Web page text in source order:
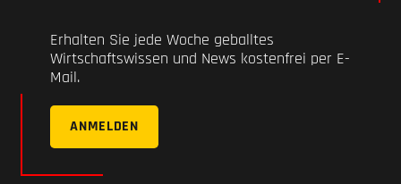
Erhalten Sie jede Woche geballtes
Wirtschaftswissen und News kostenfrei per E-
Mail.
ANMELDEN